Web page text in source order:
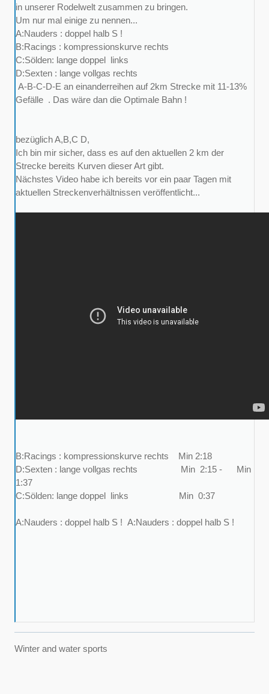
in unserer Rodelwelt zusammen zu bringen.
Um nur mal einige zu nennen...
A:Nauders : doppel halb S !
B:Racings : kompressionskurve rechts
C:Sölden: lange doppel links
D:Sexten : lange vollgas rechts
A-B-C-D-E an einanderreihen auf 2km Strecke mit 11-13%
Gefälle . Das wäre dan die Optimale Bahn !
bezüglich A,B,C D,
Ich bin mir sicher, dass es auf den aktuellen 2 km der
Strecke bereits Kurven dieser Art gibt.
Nächstes Video habe ich bereits vor ein paar Tagen mit
aktuellen Streckenverhältnissen veröffentlicht...
B:Racings : kompressionskurve rechts Min 2:18
D:Sexten : lange vollgas rechts Min 2:15 - Min
1:37
C:Sölden: lange doppel links Min 0:37
A:Nauders : doppel halb S ! A:Nauders : doppel halb S !
Winter and water sports